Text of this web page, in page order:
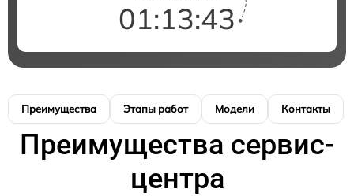
01:13:42
Преимущества Этапы работ Модели Контакты
Преимущества сервис-
центра